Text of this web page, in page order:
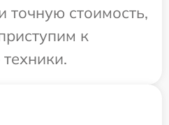
точную стоимость,
к